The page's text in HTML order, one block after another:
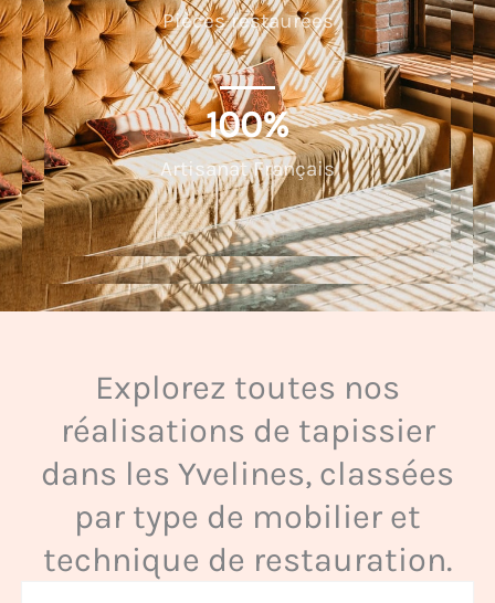
Pièces restaurées
Artisanat Français
100%
Explorez toutes nos
réalisations de tapissier
dans les Yvelines, classées
par type de mobilier et
technique de restauration.